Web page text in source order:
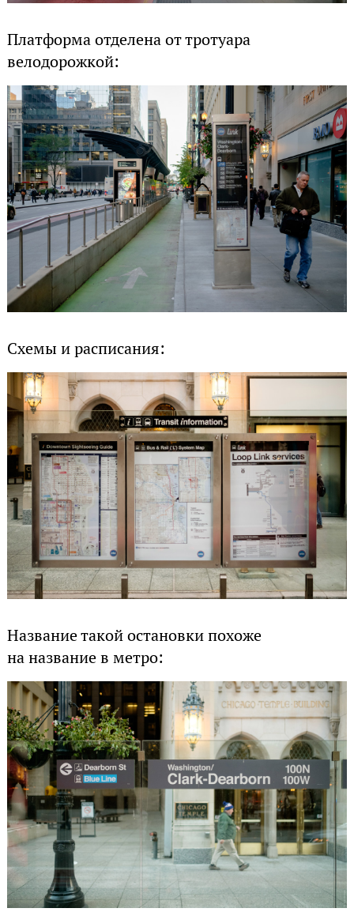
Платформа отделена от тротуара
велодорожкой:
Схемы и расписания:
Название такой остановки похоже
на название в метро: